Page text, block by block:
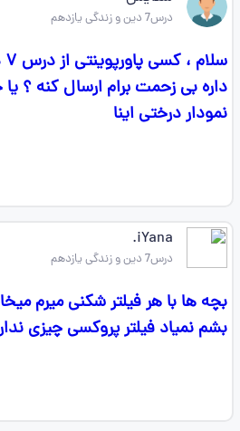
درس7 دین و زندگی یازدهم
داره بی زحمت برام ارسال کنه ؟
نمودار درختی اینا
iYana.
درس7 دین و زندگی یازدهم
بچه ها با هر فیلتر شکنی میرم
بشم نمیاد فیلتر پروکسی چیزی